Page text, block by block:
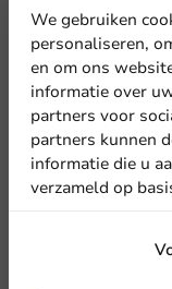
€ 30,28
We gebruiken
personaliseren,
en om ons
informatie over
partners voor
partners kunnen
informatie die u
verzameld op